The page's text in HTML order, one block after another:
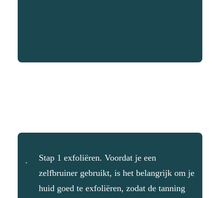
Stap 1 exfoliëren. Voordat je een
zelfbruiner gebruikt, is het belangrijk om je
huid goed te exfoliëren, zodat de tanning